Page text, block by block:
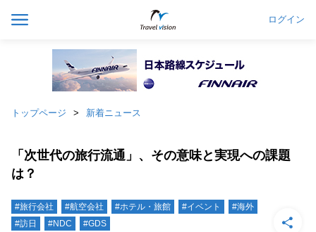
ログイン
トップページ 新着ニュース
「次世代の旅行流通」、その意味と実現への課題
は？
#旅行会社 #航空会社 #ホテル・旅館 #イベント
#海外
#訪日
#NDC #GDS